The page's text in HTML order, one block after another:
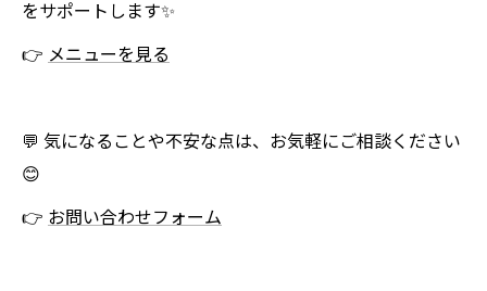
をサポートします✨
👉 メニューを見る
💬 気になることや不安な点は、お気軽にご相談ください
😊
👉 お問い合わせフォーム